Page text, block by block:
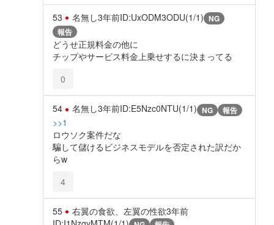
53 名無し3年前ID:UxODM3ODU(1/1) NG
報告
どうせ正規料金の他に
チップやサービス料金上乗せするに決まってる
0
54 名無し3年前ID:E5Nzc0NTU(1/1) NG 報告
>>1
ロウソク案件だな
騙して儲けるビジネスモデルを否定された訳だか
らw
4
55 右翼の食欲、左翼の性欲3年前